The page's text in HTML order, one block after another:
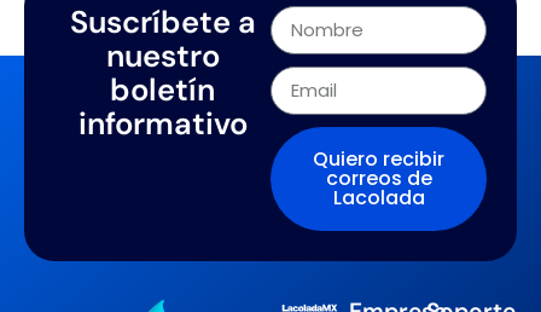
Suscríbete a
nuestro
boletín
informativo
Quiero recibir
correos de
Lacolada